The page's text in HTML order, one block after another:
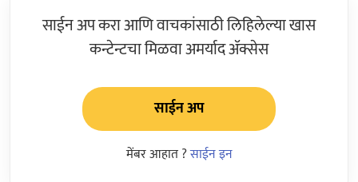
साईन अप करा आणि वाचकांसाठी लिहिलेल्या खास
कन्टेन्टचा मिळवा अमर्याद ॲक्सेस
साईन अप
मेंबर आहात ?साईन इन